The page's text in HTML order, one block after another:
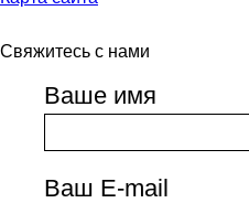
Свяжитесь с нами
Ваше имя
Ваш E-mail